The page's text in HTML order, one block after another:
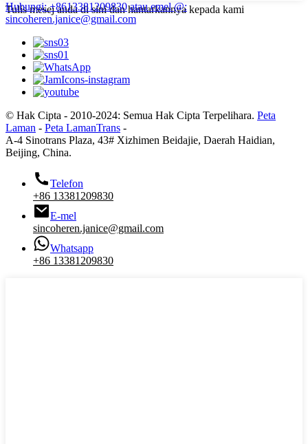
Tulis mesej anda di sini dan hantarkannya kepada kami
Hubungi: +8613381209830 atau emel @:
sincoheren.janice@gmail.com
© Hak Cipta - 2010-2024: Semua Hak Cipta Terpelihara. Peta
Laman - Peta LamanTrans -
A-4 Sinotrans Plaza, 43# Xizhimen Beidajie, Daerah Haidian,
Beijing, China.
Telefon
+86 13381209830
E-mel
sincoheren.janice@gmail.com
Whatsapp
+86 13381209830